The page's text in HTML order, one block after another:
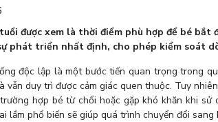
được xem là thời điểm phù hợp để bé
phát triển nhất định, cho phép kiểm soát
độc lập là một bước tiến quan trọng trong
vẫn duy trì được cảm giác quen thuộc. Tuy
hợp bé từ chối hoặc gặp khó khăn khi
lầm phổ biến sẽ giúp quá trình chuyển đổi